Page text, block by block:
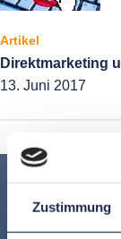
Zustimmung
Artikel
Direktmarketing
13. Juni 2017
Keine